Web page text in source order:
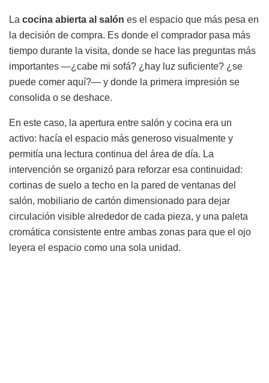
La cocina abierta al salón es el espacio que más pesa en
la decisión de compra. Es donde el comprador pasa más
tiempo durante la visita, donde se hace las preguntas más
importantes —¿cabe mi sofá? ¿hay luz suficiente? ¿se
puede comer aquí?— y donde la primera impresión se
consolida o se deshace.
En este caso, la apertura entre salón y cocina era un
activo: hacía el espacio más generoso visualmente y
permitía una lectura continua del área de día. La
intervención se organizó para reforzar esa continuidad:
cortinas de suelo a techo en la pared de ventanas del
salón, mobiliario de cartón dimensionado para dejar
circulación visible alrededor de cada pieza, y una paleta
cromática consistente entre ambas zonas para que el ojo
leyera el espacio como una sola unidad.